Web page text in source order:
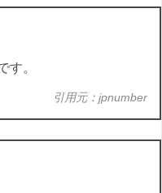
す。
引用元：jpnumber